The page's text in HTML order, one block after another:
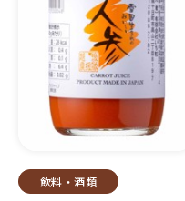
飲料・酒類